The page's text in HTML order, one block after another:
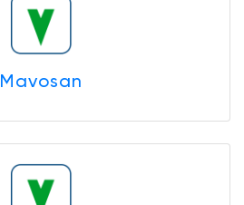
Mavosan